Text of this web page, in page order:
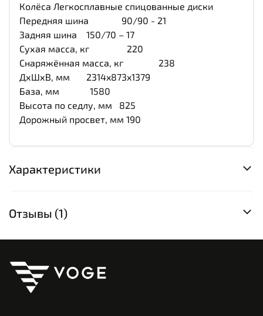
Колёса Легкосплавные спицованные диски
Передняя шина 90/90 - 21
Задняя шина 150/70 – 17
Сухая масса, кг 220
Снаряжённая масса, кг 238
ДхШхВ, мм 2314x873x1379
База, мм 1580
Высота по седлу, мм 825
Дорожный просвет, мм 190
Характеристики
Отзывы (1)